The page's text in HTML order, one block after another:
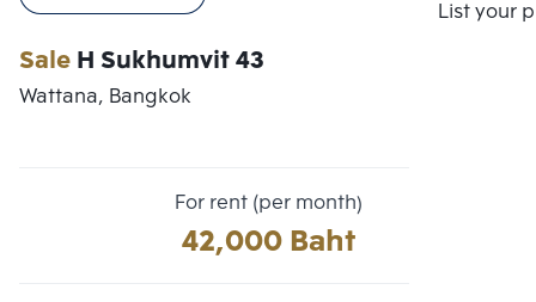
List your
SaleH Sukhumvit 43
Wattana, Bangkok
For rent (per month)
42,000 Baht